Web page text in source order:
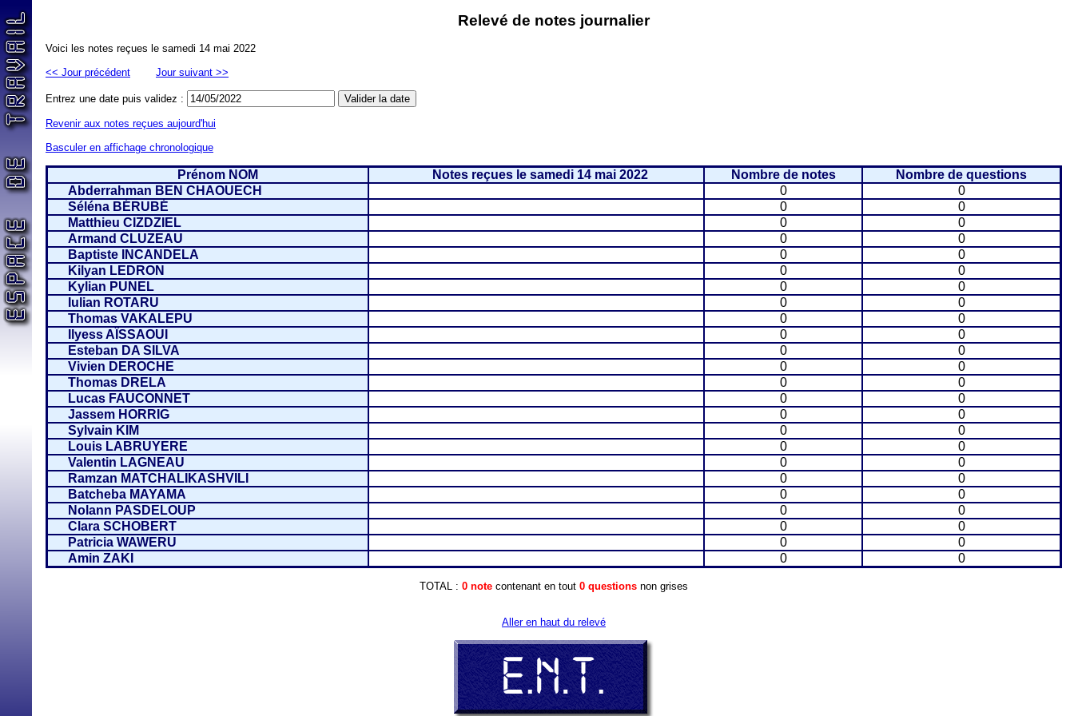
Relevé de notes journalier
Voici les notes reçues le samedi 14 mai 2022
<< Jour précédent
Jour suivant >>
Entrez une date puis validez :
Revenir aux notes reçues aujourd'hui
Basculer en affichage chronologique
Prénom NOM Notes reçues le samedi 14 mai 2022 Nombre de notes
Nombre de questions
Abderrahman BEN CHAOUECH
0
0
Séléna BÉRUBÉ
0
0
Matthieu CIZDZIEL
0
0
Armand CLUZEAU
0
0
Baptiste INCANDELA
0
0
Kilyan LEDRON
0
0
Kylian PUNEL
0
0
Iulian ROTARU
0
0
Thomas VAKALEPU
0
0
Ilyess AÏSSAOUI
0
0
Esteban DA SILVA
0
0
Vivien DEROCHE
0
0
Thomas DRELA
0
0
Lucas FAUCONNET
0
0
Jassem HORRIG
0
0
Sylvain KIM
0
0
Louis LABRUYERE
0
0
Valentin LAGNEAU
0
0
Ramzan MATCHALIKASHVILI
0
0
Batcheba MAYAMA
0
0
Nolann PASDELOUP
0
0
Clara SCHOBERT
0
0
Patricia WAWERU
0
0
Amin ZAKI
0 0
TOTAL : 0 note contenant en tout 0 questions non grises
Aller en haut du relevé